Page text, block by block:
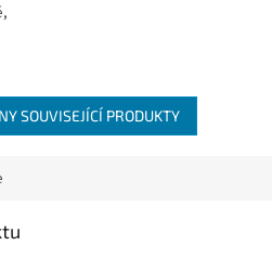
SOUVISEJÍCÍ PRODUKTY